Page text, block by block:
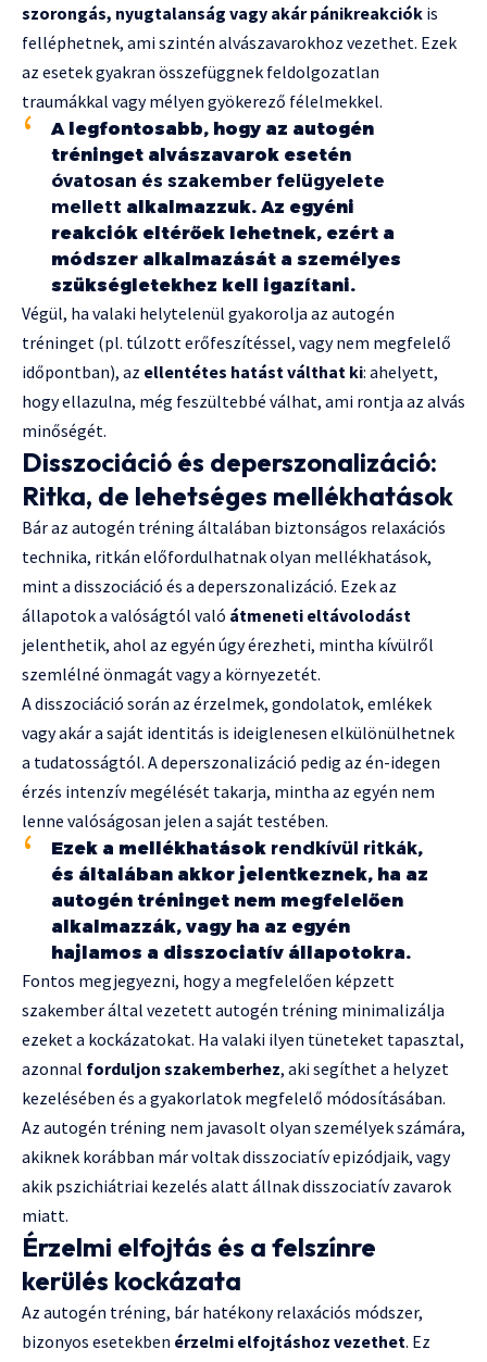
szorongás, nyugtalanság vagy akár pánikreakciók is
felléphetnek, ami szintén alvászavarokhoz vezethet. Ezek
az esetek gyakran összefüggnek feldolgozatlan
traumákkal vagy mélyen gyökerező félelmekkel.
A legfontosabb, hogy az autogén
tréninget alvászavarok esetén
óvatosan és szakember felügyelete
mellett alkalmazzuk. Az egyéni
reakciók eltérőek lehetnek, ezért a
módszer alkalmazását a személyes
szükségletekhez kell igazítani.
Végül, ha valaki helytelenül gyakorolja az autogén
tréninget (pl. túlzott erőfeszítéssel, vagy nem megfelelő
időpontban), az ellentétes hatást válthat ki: ahelyett,
hogy ellazulna, még feszültebbé válhat, ami rontja az alvás
minőségét.
Disszociáció és deperszonalizáció:
Ritka, de lehetséges mellékhatások
Bár az autogén tréning általában biztonságos relaxációs
technika, ritkán előfordulhatnak olyan mellékhatások,
mint a disszociáció és a deperszonalizáció. Ezek az
állapotok a valóságtól való átmeneti eltávolodást
jelenthetik, ahol az egyén úgy érezheti, mintha kívülről
szemlélné önmagát vagy a környezetét.
A disszociáció során az érzelmek, gondolatok, emlékek
vagy akár a saját identitás is ideiglenesen elkülönülhetnek
a tudatosságtól. A deperszonalizáció pedig az én-idegen
érzés intenzív megélését takarja, mintha az egyén nem
lenne valóságosan jelen a saját testében.
Ezek a mellékhatások rendkívül ritkák,
és általában akkor jelentkeznek, ha az
autogén tréninget nem megfelelően
alkalmazzák, vagy ha az egyén
hajlamos a disszociatív állapotokra.
Fontos megjegyezni, hogy a megfelelően képzett
szakember által vezetett autogén tréning minimalizálja
ezeket a kockázatokat. Ha valaki ilyen tüneteket tapasztal,
azonnal forduljon szakemberhez, aki segíthet a helyzet
kezelésében és a gyakorlatok megfelelő módosításában.
Az autogén tréning nem javasolt olyan személyek számára,
akiknek korábban már voltak disszociatív epizódjaik, vagy
akik pszichiátriai kezelés alatt állnak disszociatív zavarok
miatt.
Érzelmi elfojtás és a felszínre
kerülés kockázata
Az autogén tréning, bár hatékony relaxációs módszer,
bizonyos esetekben érzelmi elfojtáshoz vezethet. Ez